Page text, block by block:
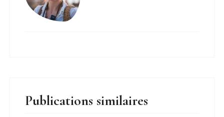
Publications similaires